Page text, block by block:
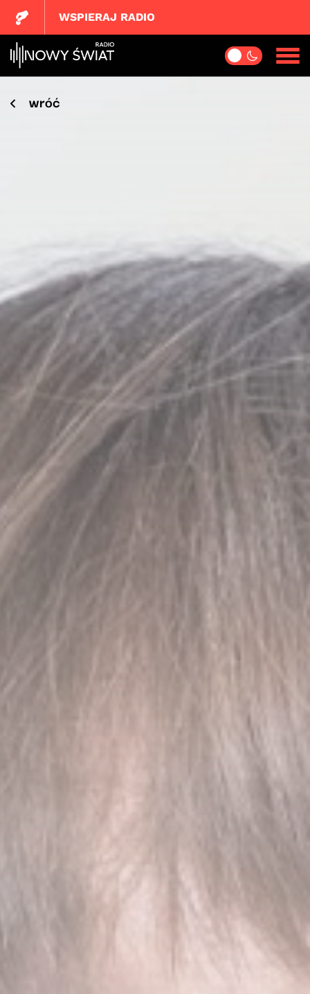
WSPIERAJ RADIO
wróć